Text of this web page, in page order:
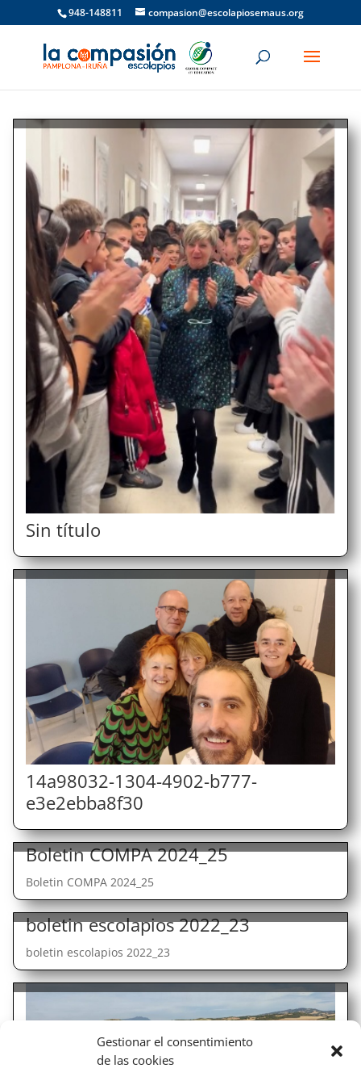
Gestionar el consentimiento
de las cookies
948-148811 compasion@escolapiosemaus.org
Sin título
14a98032-1304-4902-b777-
e3e2ebba8f30
Boletin COMPA 2024_25
Boletin COMPA 2024_25
boletin escolapios 2022_23
boletin escolapios 2022_23